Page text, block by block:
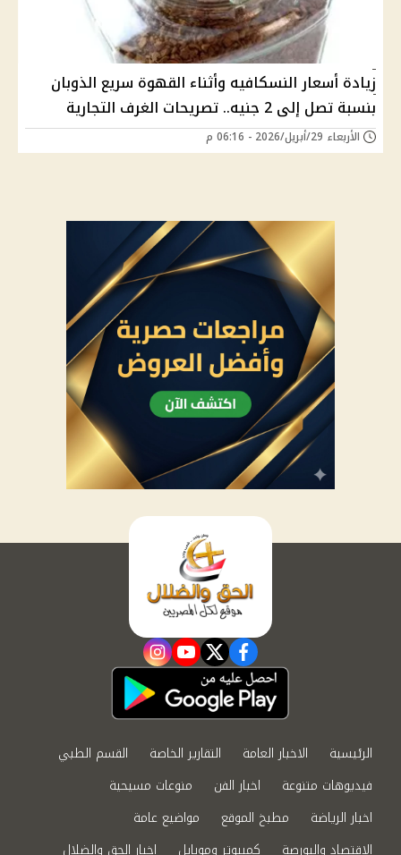
زيادة أسعار النسكافيه وأثناء القهوة سريع الذوبان
بنسبة تصل إلى 2 جنيه.. تصريحات الغرف التجارية
الأربعاء 29/أبريل/2026 - 06:16 م
facebook
twitter
youtube
instagram
الرئيسية الاخبار العامة التقارير الخاصة
القسم الطبي
فيديوهات متنوعة
اخبار الفن
منوعات مسيحية
اخبار الرياضة
مطبخ الموقع
مواضيع عامة
الاقتصاد والبورصة
كمبيوتر وموبايل اخبار الحق والضلال